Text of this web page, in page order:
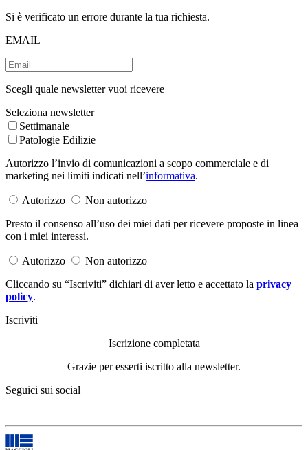
Si è verificato un errore durante la tua richiesta.
EMAIL
Scegli quale newsletter vuoi ricevere
Seleziona newsletter
Settimanale
Patologie Edilizie
Autorizzo l’invio di comunicazioni a scopo commerciale e di
marketing nei limiti indicati nell’informativa.
Autorizzo
Non autorizzo
Presto il consenso all’uso dei miei dati per ricevere proposte in linea
con i miei interessi.
Autorizzo
Non autorizzo
Cliccando su “Iscriviti” dichiari di aver letto e accettato la privacy
policy.
Iscriviti
Iscrizione completata
Grazie per esserti iscritto alla newsletter.
Seguici sui social